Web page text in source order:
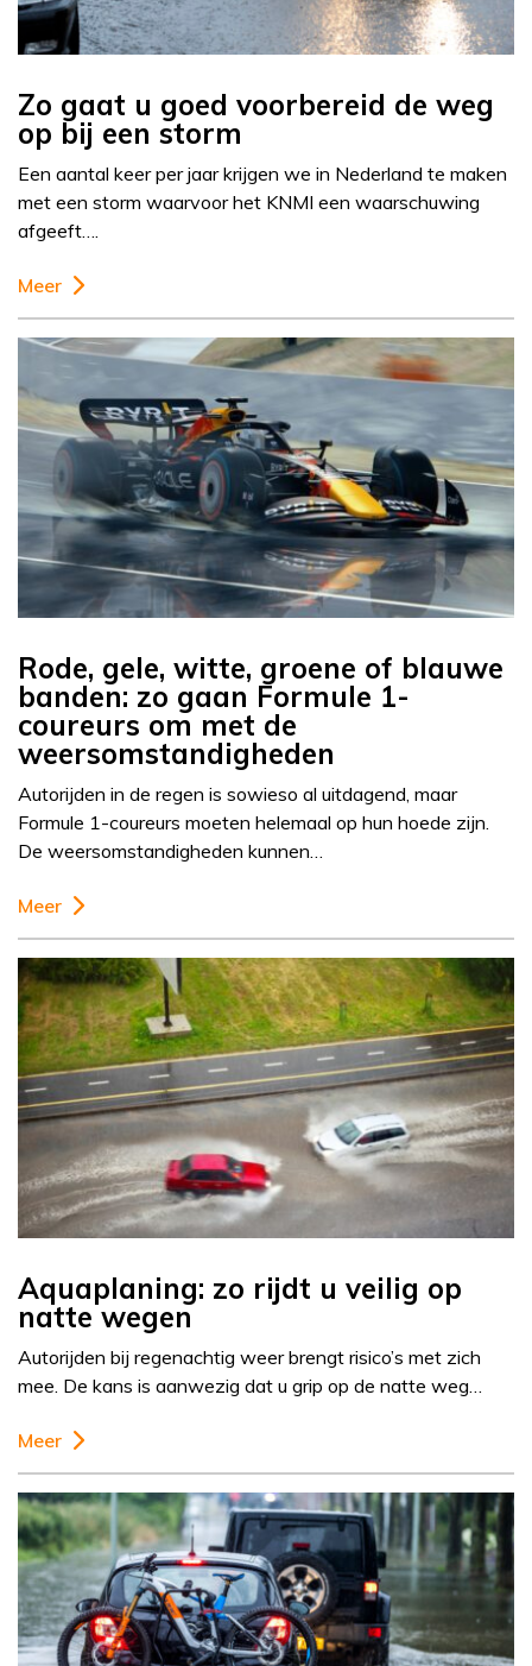
Zo gaat u goed voorbereid de weg
op bij een storm
Een aantal keer per jaar krijgen we in Nederland te maken
met een storm waarvoor het KNMI een waarschuwing
afgeeft….
Meer
Rode, gele, witte, groene of blauwe
banden: zo gaan Formule 1-
coureurs om met de
weersomstandigheden
Autorijden in de regen is sowieso al uitdagend, maar
Formule 1-coureurs moeten helemaal op hun hoede zijn.
De weersomstandigheden kunnen…
Meer
Aquaplaning: zo rijdt u veilig op
natte wegen
Autorijden bij regenachtig weer brengt risico’s met zich
mee. De kans is aanwezig dat u grip op de natte weg…
Meer